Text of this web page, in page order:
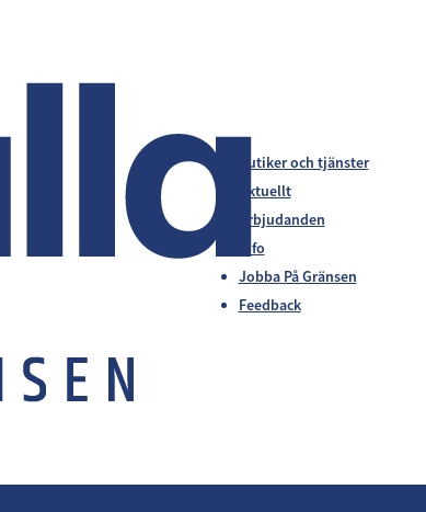
Butiker och tjänster
Aktuellt
Erbjudanden
Info
Jobba På Gränsen
Feedback